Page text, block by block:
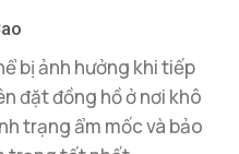
bị ảnh hưởng khi tiếp
đặt đồng hồ ở nơi khô
trạng ẩm mốc và bảo